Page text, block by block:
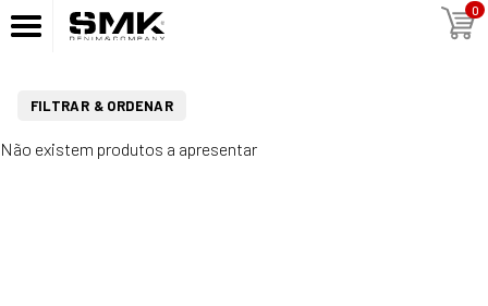
0
FILTRAR & ORDENAR
Não existem produtos a apresentar